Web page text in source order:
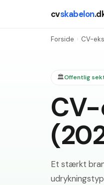
cvskabelon
Forside › CV-
🏛️Offentlig
Et stærkt